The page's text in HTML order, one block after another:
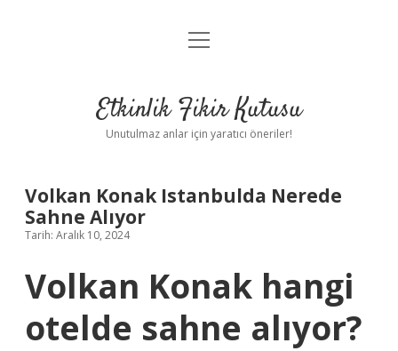
Anasayfa
Yasal Uyarı
menüyü
Etkinlik Fikir Kutusu
Unutulmaz anlar için yaratıcı öneriler!
Volkan Konak Istanbulda Nerede
Sahne Alıyor
Tarih: Aralık 10, 2024
Volkan Konak hangi
otelde sahne alıyor?